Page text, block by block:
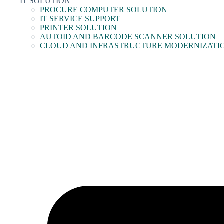
PROCURE COMPUTER SOLUTION
IT SERVICE SUPPORT
PRINTER SOLUTION
AUTOID AND BARCODE SCANNER SOLUTION
CLOUD AND INFRASTRUCTURE